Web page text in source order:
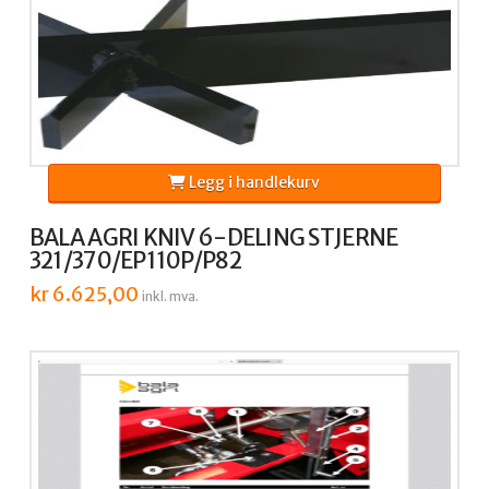
BALA AGRI KNIV 6-DELING STJERNE
321/370/EP110P/P82
kr6.625,00 inkl. mva.
Legg i handlekurv